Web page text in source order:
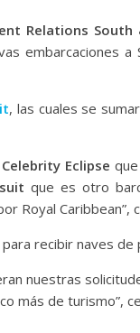
Relations South
embarcaciones a
, las cuales se
Celebrity Eclipse
que es otro
Royal Caribbean”,
recibir naves de
nuestras
más de turismo”,